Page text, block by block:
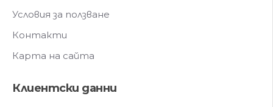
Условия за ползване
Контакти
Карта на сайта
Клиентски данни